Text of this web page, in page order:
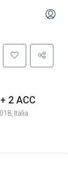
2 ACC
Italia